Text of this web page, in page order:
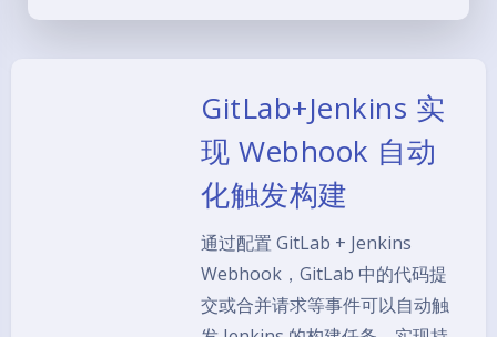
GitLab+Jenkins 实
现 Webhook 自动
化触发构建
通过配置 GitLab + Jenkins
Webhook，GitLab 中的代码提
交或合并请求等事件可以自动触